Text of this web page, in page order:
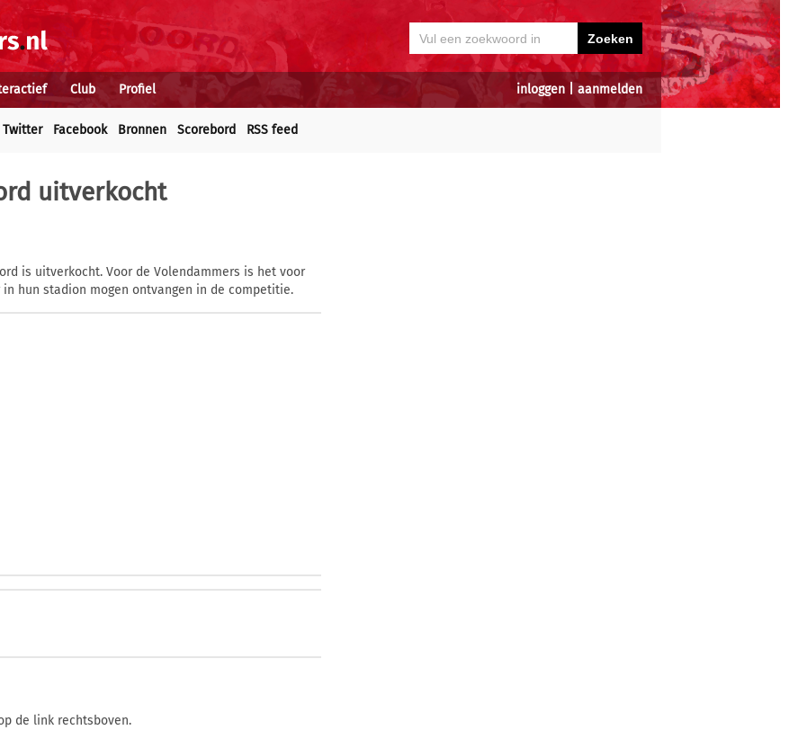
inloggen aanmelden
Club Profiel
Twitter Facebook Bronnen Scorebord RSS feed
uitverkocht
is uitverkocht. Voor de Volendammers is het voor
hun stadion mogen ontvangen in de competitie.
de link rechtsboven.